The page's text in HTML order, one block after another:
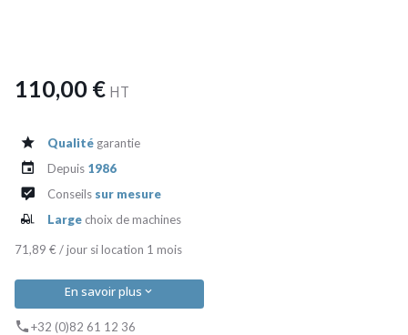
110,00 € HT
Qualité garantie
Depuis 1986
Conseils sur mesure
Large choix de machines
71,89 € / jour si location 1 mois
En savoir plus
+32 (0)82 61 12 36